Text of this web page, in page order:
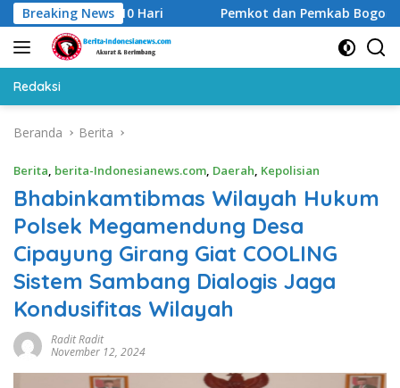
Langsung
ke
konten
Breaking News
dalam 10 Hari Pemkot dan Pemkab Bogor Gandeng
Redaksi
Beranda Berita
Berita, berita-Indonesianews.com, Daerah, Kepolisian
Bhabinkamtibmas Wilayah Hukum
Polsek Megamendung Desa
Cipayung Girang Giat COOLING
Sistem Sambang Dialogis Jaga
Kondusifitas Wilayah
Radit Radit
November 12, 2024